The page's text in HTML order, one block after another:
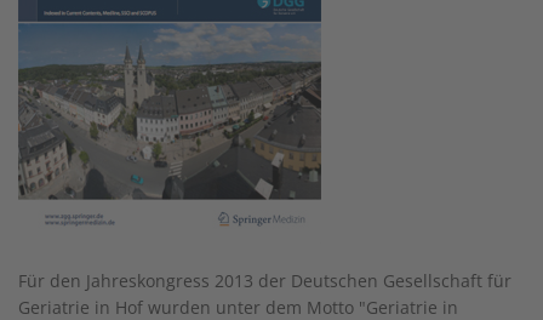
Für den Jahreskongress 2013 der Deutschen Gesellschaft für
Geriatrie in Hof wurden unter dem Motto "Geriatrie in